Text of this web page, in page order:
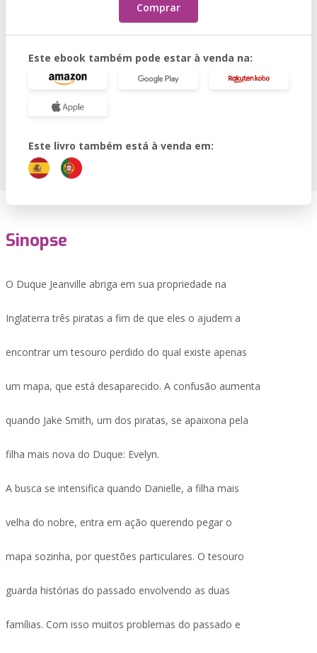
Comprar
Este ebook também pode estar à venda na:
Este livro também está à venda em:
Sinopse
O Duque Jeanville abriga em sua propriedade na
Inglaterra três piratas a fim de que eles o ajudem a
encontrar um tesouro perdido do qual existe apenas
um mapa, que está desaparecido. A confusão aumenta
quando Jake Smith, um dos piratas, se apaixona pela
filha mais nova do Duque: Evelyn.
A busca se intensifica quando Danielle, a filha mais
velha do nobre, entra em ação querendo pegar o
mapa sozinha, por questões particulares. O tesouro
guarda histórias do passado envolvendo as duas
famílias. Com isso muitos problemas do passado e